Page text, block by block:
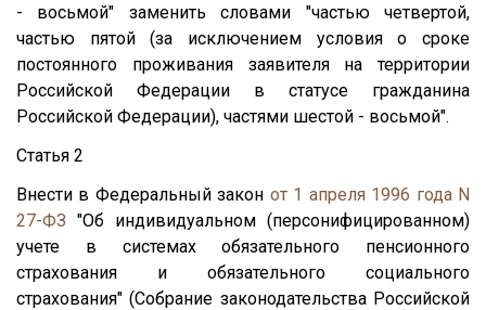
- восьмой" заменить словами "частью четвертой,
частью пятой (за исключением условия о сроке
постоянного проживания заявителя на территории
Российской Федерации в статусе гражданина
Российской Федерации), частями шестой - восьмой".
Статья 2
Внести в Федеральный закон от 1 апреля 1996 года N
27-ФЗ "Об индивидуальном (персонифицированном)
учете в системах обязательного пенсионного
страхования и обязательного социального
страхования" (Собрание законодательства Российской